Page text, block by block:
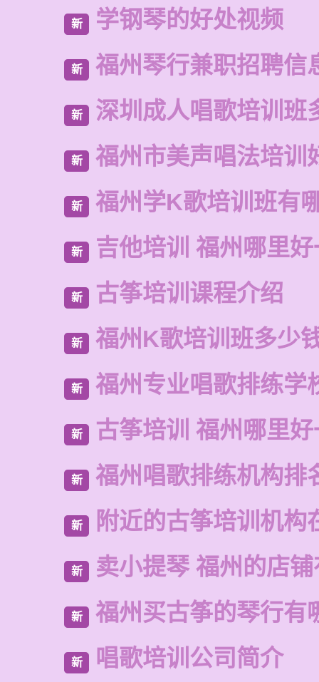
新 学钢琴的好处视频
新 福州琴行兼职招聘信
新 深圳成人唱歌培训班
新 福州市美声唱法培训
新 福州学K歌培训班有
新 吉他培训 福州哪里
新 古筝培训课程介绍
新 福州K歌培训班多少
新 福州专业唱歌排练学
新 古筝培训 福州哪里
新 福州唱歌排练机构排
新 附近的古筝培训机构
新 卖小提琴 福州的店
新 福州买古筝的琴行有
新 唱歌培训公司简介